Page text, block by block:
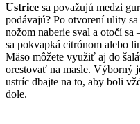
Ustrice sa považujú medzi
podávajú? Po otvorení ulity
nožom naberie sval a otočí sa
sa pokvapká citrónom alebo
Mäso môžete využiť aj do
orestovať na masle. Výborný
ustríc dbajte na to, aby boli
dole.